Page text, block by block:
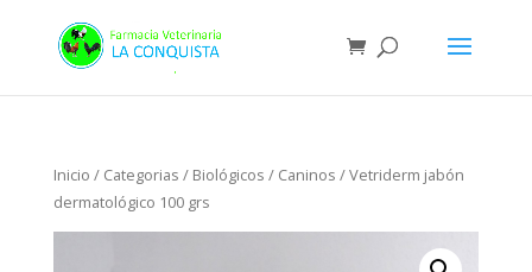
Inicio / Categorias / Biológicos / Caninos / Vetriderm jabón
dermatológico 100 grs